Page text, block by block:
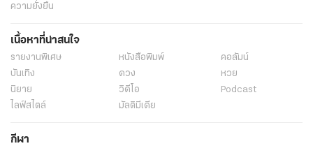
ความยั่งยืน
เนื้อหาที่น่าสนใจ
รายงานพิเศษ หนังสือพิมพ์
คอลัมน์
บันเทิง
ดวง
หวย
นิยาย
วิดีโอ
Podcast
ไลฟ์สไตล์
มัลติมีเดีย
กีฬา